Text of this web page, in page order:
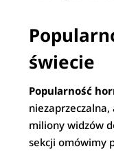
świecie
Popularność
miliony widzów
sekcji omówimy